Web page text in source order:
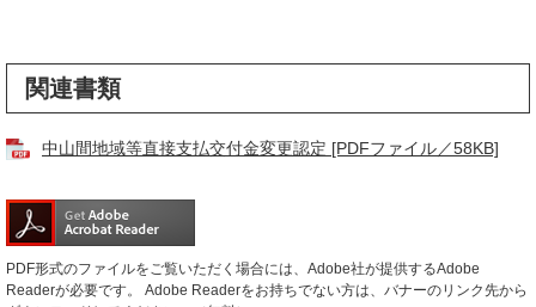
関連書類
中山間地域等直接支払交付金変更認定 [PDFファイル／58KB]
PDF形式のファイルをご覧いただく場合には、Adobe社が提供するAdobe
Readerが必要です。
Adobe Readerをお持ちでない方は、バナーのリンク先から